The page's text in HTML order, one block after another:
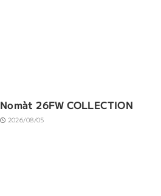
Nomàt 26FW COLLECTION
2026/08/05